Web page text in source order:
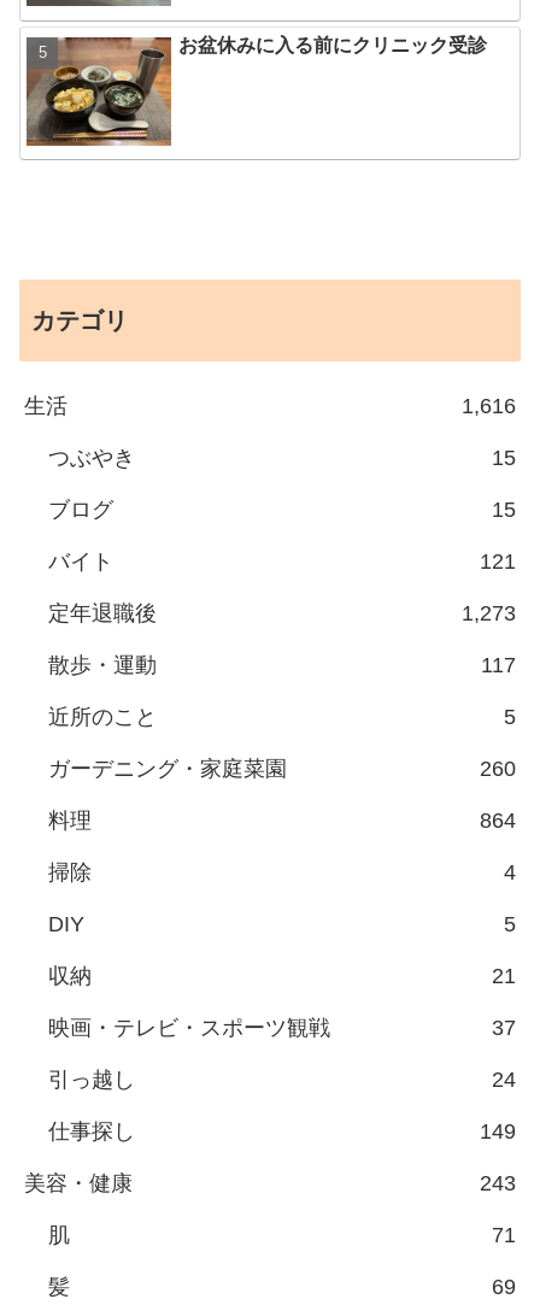
お盆休みに入る前にクリニック受診
カテゴリ
生活 1,616
つぶやき 15
ブログ 15
バイト 121
定年退職後 1,273
散歩・運動 117
近所のこと 5
ガーデニング・家庭菜園 260
料理 864
掃除 4
DIY 5
収納 21
映画・テレビ・スポーツ観戦 37
引っ越し 24
仕事探し 149
美容・健康 243
肌 71
髪 69